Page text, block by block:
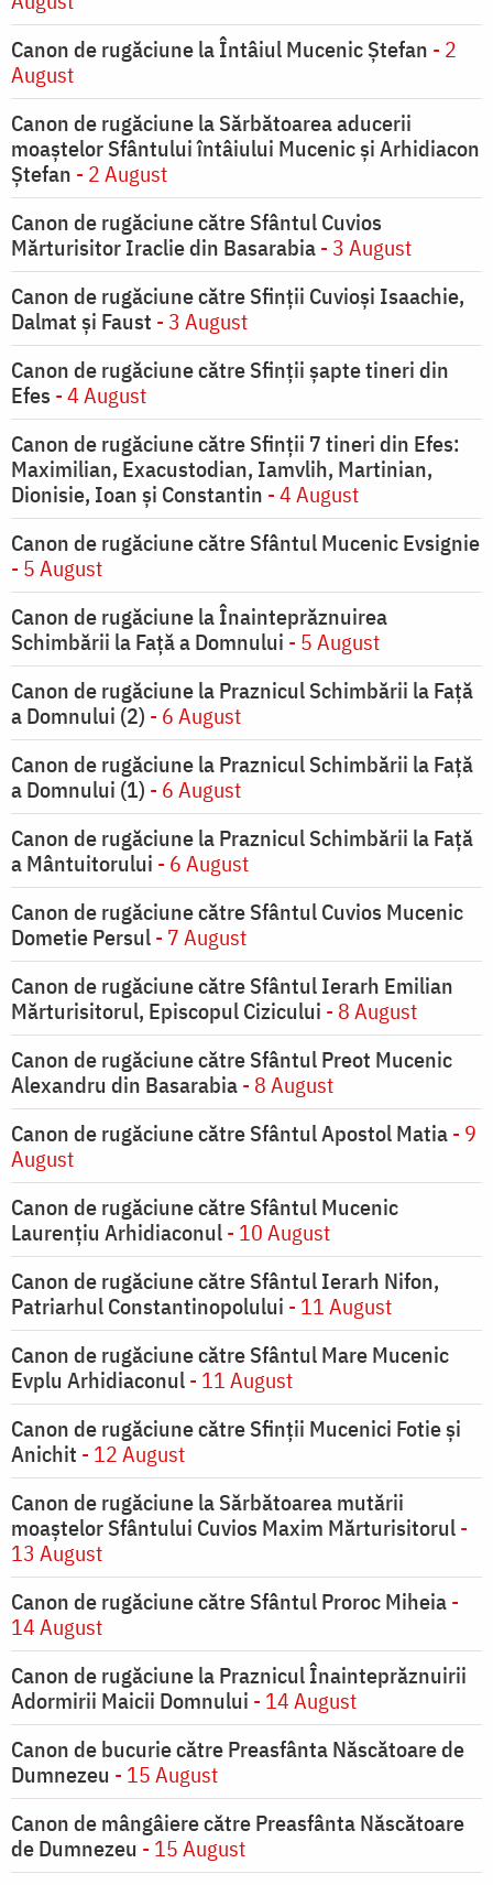
Canon de rugăciune la Întâiul Mucenic Ștefan - 2
August
Canon de rugăciune la Sărbătoarea aducerii
moaştelor Sfântului întâiului Mucenic şi Arhidiacon
Ştefan - 2 August
Canon de rugăciune către Sfântul Cuvios
Mărturisitor Iraclie din Basarabia- 3 August
Canon de rugăciune către Sfinţii Cuvioşi Isaachie,
Dalmat şi Faust - 3 August
Canon de rugăciune către Sfinţii şapte tineri din
Efes - 4 August
Canon de rugăciune către Sfinţii 7 tineri din Efes:
Maximilian, Exacustodian, Iamvlih, Martinian,
Dionisie, Ioan şi Constantin - 4 August
Canon de rugăciune către Sfântul Mucenic Evsignie
- 5 August
Canon de rugăciune la Înainteprăznuirea
Schimbării la Faţă a Domnului - 5 August
Canon de rugăciune la Praznicul Schimbării la Faţă
a Domnului (2) - 6 August
Canon de rugăciune la Praznicul Schimbării la Faţă
a Domnului (1) - 6 August
Canon de rugăciune la Praznicul Schimbării la Față
a Mântuitorului - 6 August
Canon de rugăciune către Sfântul Cuvios Mucenic
Dometie Persul- 7 August
Canon de rugăciune către Sfântul Ierarh Emilian
Mărturisitorul, Episcopul Cizicului - 8 August
Canon de rugăciune către Sfântul Preot Mucenic
Alexandru din Basarabia- 8 August
Canon de rugăciune către Sfântul Apostol Matia- 9
August
Canon de rugăciune către Sfântul Mucenic
Laurențiu Arhidiaconul- 10 August
Canon de rugăciune către Sfântul Ierarh Nifon,
Patriarhul Constantinopolului - 11 August
Canon de rugăciune către Sfântul Mare Mucenic
Evplu Arhidiaconul- 11 August
Canon de rugăciune către Sfinţii Mucenici Fotie şi
Anichit - 12 August
Canon de rugăciune la Sărbătoarea mutării
moaştelor Sfântului Cuvios Maxim Mărturisitorul-
13 August
Canon de rugăciune către Sfântul Proroc Miheia-
14 August
Canon de rugăciune la Praznicul Înainteprăznuirii
Adormirii Maicii Domnului - 14 August
Canon de bucurie către Preasfânta Născătoare de
Dumnezeu - 15 August
Canon de mângâiere către Preasfânta Născătoare
de Dumnezeu - 15 August